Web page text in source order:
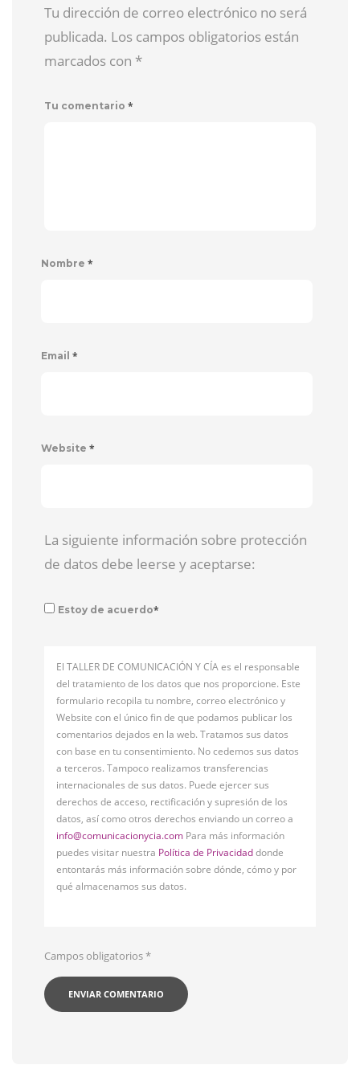
Tu dirección de correo electrónico no será
publicada. Los campos obligatorios están
marcados con *
Tu comentario *
Nombre *
Email *
Website *
La siguiente información sobre protección
de datos debe leerse y aceptarse:
Estoy de acuerdo*
El TALLER DE COMUNICACIÓN Y CÍA es el responsable
del tratamiento de los datos que nos proporcione. Este
formulario recopila tu nombre, correo electrónico y
Website con el único fin de que podamos publicar los
comentarios dejados en la web. Tratamos sus datos
con base en tu consentimiento. No cedemos sus datos
a terceros. Tampoco realizamos transferencias
internacionales de sus datos. Puede ejercer sus
derechos de acceso, rectificación y supresión de los
datos, así como otros derechos enviando un correo a
info@comunicacionycia.com Para más información
puedes visitar nuestra Política de Privacidaddonde
entontarás más información sobre dónde, cómo y por
qué almacenamos sus datos.
Campos obligatorios*